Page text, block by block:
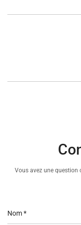
Vous avez une